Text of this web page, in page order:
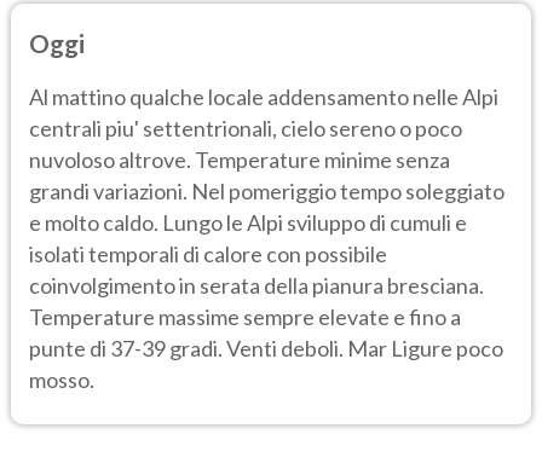
Oggi
Al mattino qualche locale addensamento nelle Alpi
centrali piu' settentrionali, cielo sereno o poco
nuvoloso altrove. Temperature minime senza
grandi variazioni. Nel pomeriggio tempo soleggiato
e molto caldo. Lungo le Alpi sviluppo di cumuli e
isolati temporali di calore con possibile
coinvolgimento in serata della pianura bresciana.
Temperature massime sempre elevate e fino a
punte di 37-39 gradi. Venti deboli. Mar Ligure poco
mosso.